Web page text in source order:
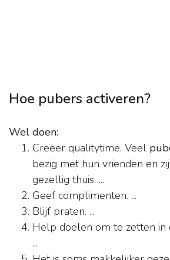
Hoe pubers activeren?
Wel doen:
Creëer qualitytime. Veel
bezig met hun vrienden en
gezellig thuis. ...
Geef complimenten. ...
Blijf praten. ...
Help doelen om te zetten in
...